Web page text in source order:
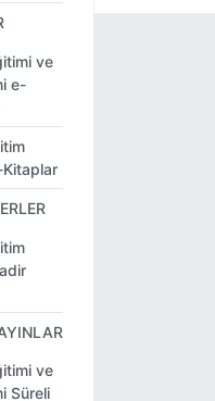
ve
e-
ve
Süreli